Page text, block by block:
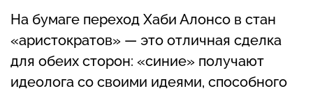
На бумаге переход Хаби Алонсо в стан
«аристократов» — это отличная сделка
для обеих сторон: «синие» получают
идеолога со своими идеями, способного